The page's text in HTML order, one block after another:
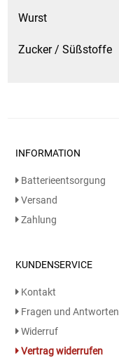
Wurst
Zucker / Süßstoffe
INFORMATION
Batterieentsorgung
Versand
Zahlung
KUNDENSERVICE
Kontakt
Fragen und Antworten
Widerruf
Vertrag widerrufen